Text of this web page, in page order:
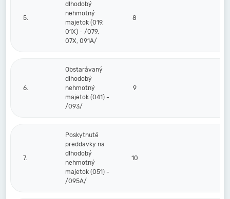
5.
dlhodobý
nehmotný
majetok (019,
01X) - /079,
07X, 091A/
8
6.
Obstarávaný
dlhodobý
nehmotný
majetok (041) -
/093/
9
7.
Poskytnuté
preddavky na
dlhodobý
nehmotný
majetok (051) -
/095A/
10